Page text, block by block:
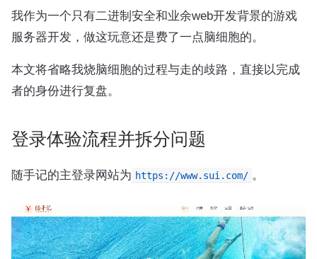
我作为一个只有二进制安全和业余web开发背景的游戏
服务器开发，做这玩意还是费了一点脑细胞的。
本文将省略我烧脑细胞的过程与走的歧路，直接以完成
者的身份进行复盘。
登录体验流程并拆分问题
随手记的主登录网站为 https://www.sui.com/ 。